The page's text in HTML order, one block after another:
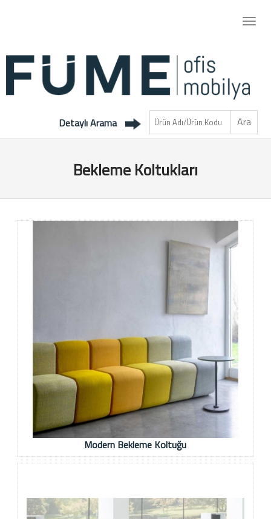
Detaylı Arama
Bekleme Koltukları
Modern Bekleme Koltuğu